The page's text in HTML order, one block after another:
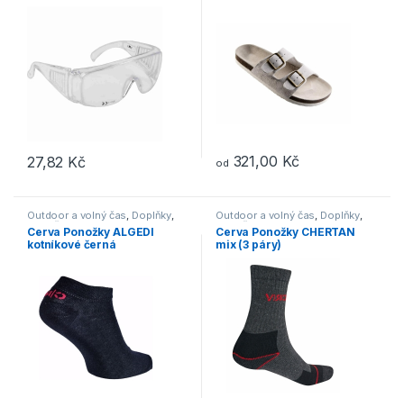
27,82 Kč od 321,00 Kč
Outdoor a volný čas Doplňky
Ponožky
Cerva Ponožky ALGEDI
kotníkové černá
Outdoor a volný čas Doplňky
Ponožky
Cerva Ponožky CHERTAN
mix (3 páry)